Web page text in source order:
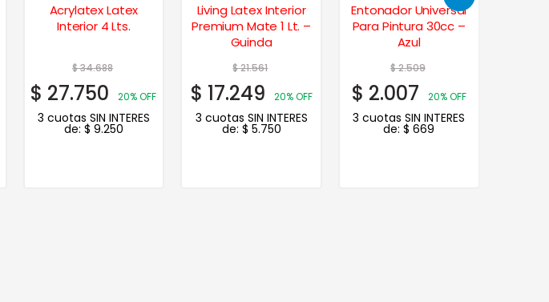
Living Latex Interior
Premium Mate 1 Lt. –
$21.561
$ 17.249 20% OFF
3 cuotas SIN INTERES
de: $ 5.750
Entonador Universal
Para Pintura 30cc –
Azul
$2.509
$ 2.007 20% OFF
3 cuotas SIN INTERES
de:$669
Albafrent Latex
Frentes Muros
Impermeabilizante 10
$125.131
$81.335 35% OFF
3 cuotas SIN INTERES
de: $27.112